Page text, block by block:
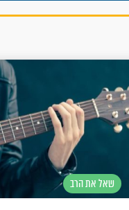
שאל את הרב